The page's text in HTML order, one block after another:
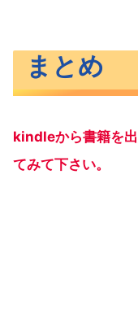
まとめ
kindleから書籍を
てみて下さい。